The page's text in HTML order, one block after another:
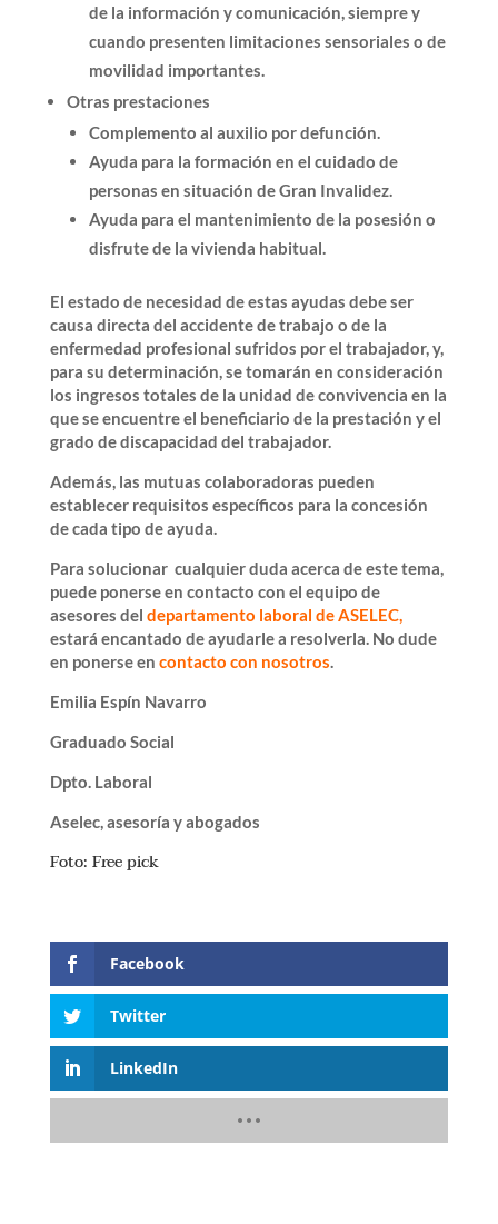
de la información y comunicación, siempre y
cuando presenten limitaciones sensoriales o de
movilidad importantes.
Otras prestaciones
Complemento al auxilio por defunción.
Ayuda para la formación en el cuidado de
personas en situación de Gran Invalidez.
Ayuda para el mantenimiento de la posesión o
disfrute de la vivienda habitual.
El estado de necesidad de estas ayudas debe ser
causa directa del accidente de trabajo o de la
enfermedad profesional sufridos por el trabajador, y,
para su determinación, se tomarán en consideración
los ingresos totales de la unidad de convivencia en la
que se encuentre el beneficiario de la prestación y el
grado de discapacidad del trabajador.
Además, las mutuas colaboradoras pueden
establecer requisitos específicos para la concesión
de cada tipo de ayuda.
Para solucionar cualquier duda acerca de este tema,
puede ponerse en contacto con el equipo de
asesores del departamento laboral de ASELEC,
estará encantado de ayudarle a resolverla. No dude
en ponerse en contacto con nosotros.
Emilia Espín Navarro
Graduado Social
Dpto. Laboral
Aselec, asesoría y abogados
Foto: Free pick
Facebook
Twitter
LinkedIn